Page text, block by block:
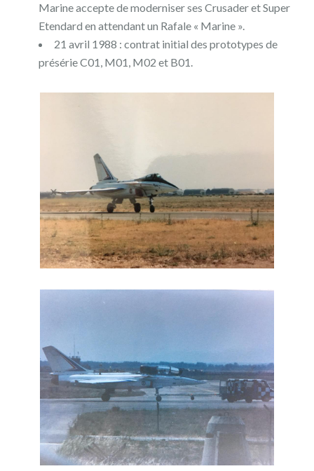
Marine accepte de moderniser ses Crusader et Super
Etendard en attendant un Rafale « Marine ».
21 avril 1988 : contrat initial des prototypes de
présérie C01, M01, M02 et B01.